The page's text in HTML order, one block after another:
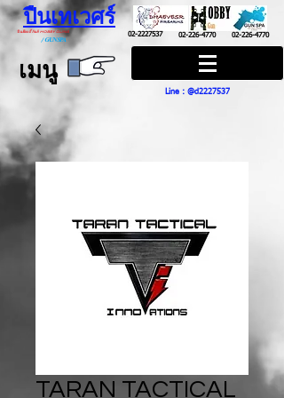
ปืนเทเวศร์
ปืนฮ๊อบบี้ กันส์ HOBBY GUNS
/GUN SPA
02-2227537 02-226-4770 02-226-4770
เมนู
Line : @d2227537
TARAN TACTICAL